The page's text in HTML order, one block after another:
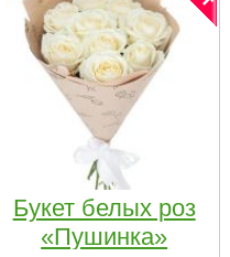
Букет белых роз
«Пушинка»